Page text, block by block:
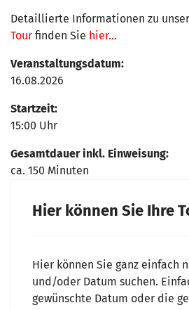
Detaillierte Informationen zu
Tour finden Sie hier...
Veranstaltungsdatum:
16.08.2026
Startzeit:
15:00 Uhr
Gesamtdauer inkl. Einweisung:
ca. 150 Minuten
Hier können Sie Ihre
Hier können Sie ganz einfach
und/oder Datum suchen.
gewünschte Datum oder die